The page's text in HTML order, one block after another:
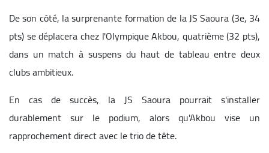
De son côté, la surprenante formation de la JS Saoura (3e, 34
pts) se déplacera chez l'Olympique Akbou, quatrième (32 pts),
dans un match à suspens du haut de tableau entre deux
clubs ambitieux.
En cas de succès, la JS Saoura pourrait s'installer
durablement sur le podium, alors qu'Akbou vise un
rapprochement direct avec le trio de tête.